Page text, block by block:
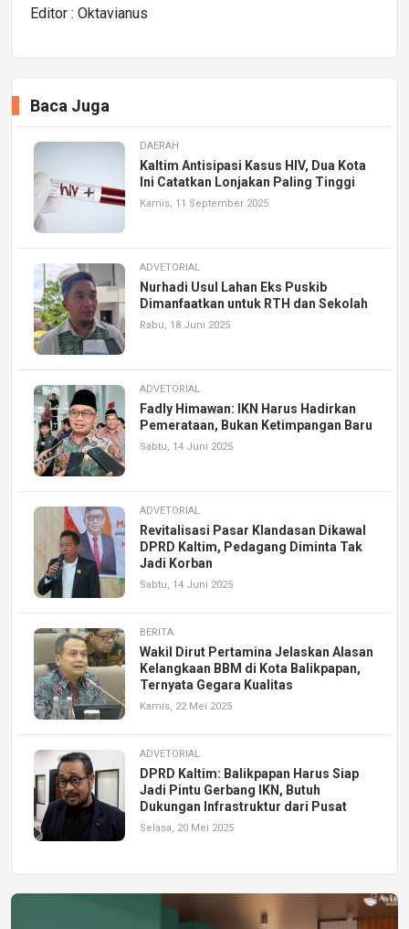
Editor : Oktavianus
Baca Juga
DAERAH
Kaltim Antisipasi Kasus HIV, Dua Kota
Ini Catatkan Lonjakan Paling Tinggi
Kamis, 11 September 2025
ADVETORIAL
Nurhadi Usul Lahan Eks Puskib
Dimanfaatkan untuk RTH dan Sekolah
Rabu, 18 Juni 2025
ADVETORIAL
Fadly Himawan: IKN Harus Hadirkan
Pemerataan, Bukan Ketimpangan Baru
Sabtu, 14 Juni 2025
ADVETORIAL
Revitalisasi Pasar Klandasan Dikawal
DPRD Kaltim, Pedagang Diminta Tak
Jadi Korban
Sabtu, 14 Juni 2025
BERITA
Wakil Dirut Pertamina Jelaskan Alasan
Kelangkaan BBM di Kota Balikpapan,
Ternyata Gegara Kualitas
Kamis, 22 Mei 2025
ADVETORIAL
DPRD Kaltim: Balikpapan Harus Siap
Jadi Pintu Gerbang IKN, Butuh
Dukungan Infrastruktur dari Pusat
Selasa, 20 Mei 2025